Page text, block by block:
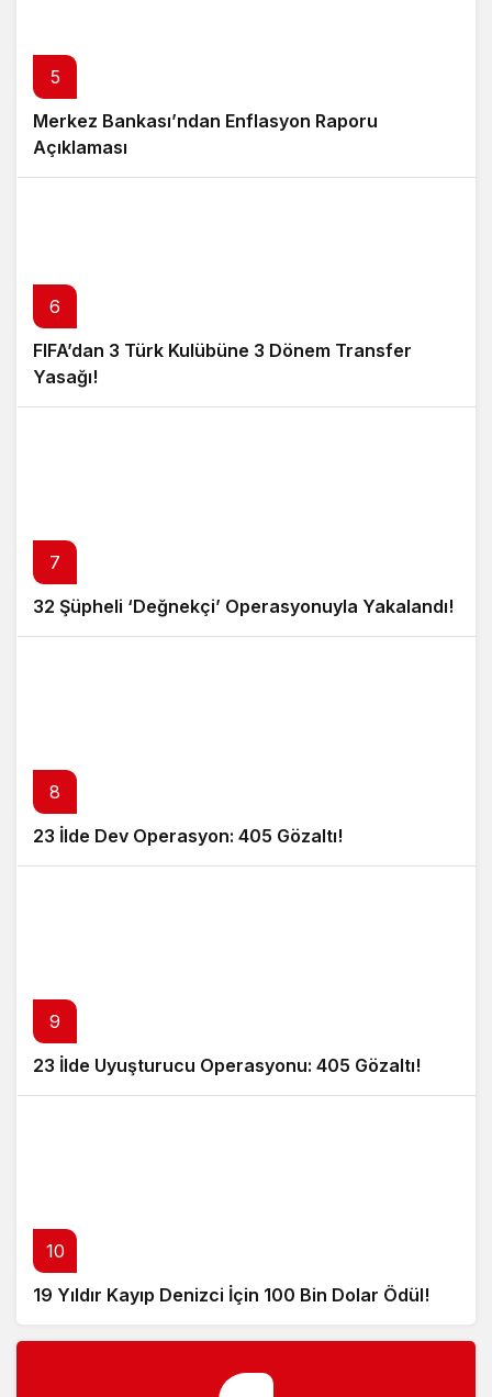
5
Merkez Bankası’ndan Enflasyon Raporu
Açıklaması
6
FIFA’dan 3 Türk Kulübüne 3 Dönem Transfer
Yasağı!
7
32 Şüpheli ‘Değnekçi’ Operasyonuyla Yakalandı!
8
23 İlde Dev Operasyon: 405 Gözaltı!
9
23 İlde Uyuşturucu Operasyonu: 405 Gözaltı!
10
19 Yıldır Kayıp Denizci İçin 100 Bin Dolar Ödül!